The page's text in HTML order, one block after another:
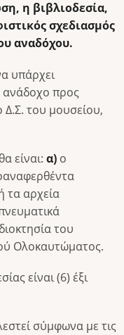
η βιβλιοδεσία,
σχεδιασμός
αναδόχου.
υπάρχει
ανάδοχο προς
Δ.Σ. του μουσείου,
είναι: α) ο
τα αρχεία
του
Ολοκαυτώματος.
είναι (6) έξι
σύμφωνα με τις